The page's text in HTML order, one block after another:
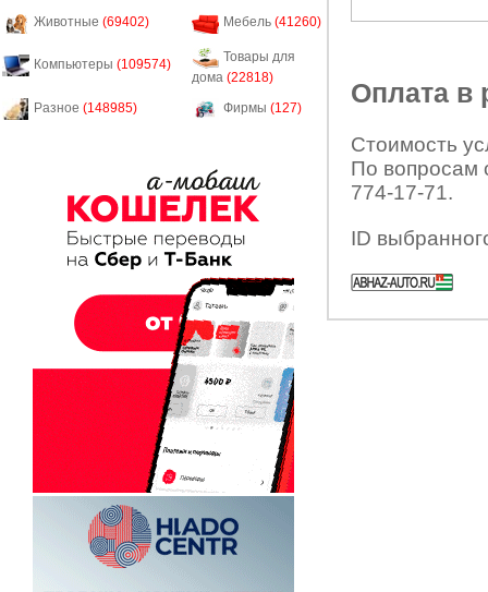
Животные (69402) Мебель (41260)
Компьютеры (109574)
Товары для
дома (22818)
Разное (148985) Фирмы (127)
Оплата в
Стоимость
По вопросам
774-17-71.
ID